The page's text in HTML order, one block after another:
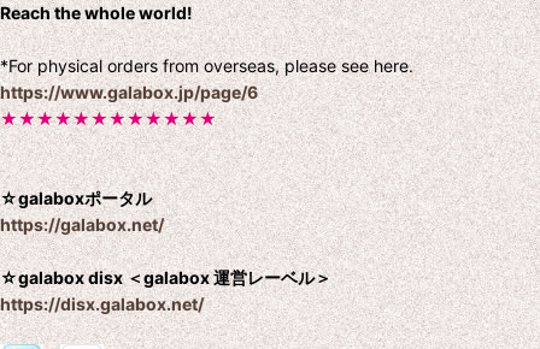
Reach the whole world!
*For physical orders from overseas, please see here.
https://www.galabox.jp/page/6
★★★★★★★★★★★★
☆galaboxポータル
https://galabox.net/
☆galabox disx ＜galabox 運営レーベル＞
https://disx.galabox.net/